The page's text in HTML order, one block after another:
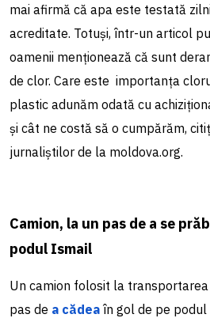
mai afirmă că apa este testată
acreditate. Totuși, într-un articol
oamenii menționează că sunt
de clor. Care este importanța
plastic adunăm odată cu
și cât ne costă să o cumpărăm,
jurnaliștilor de la moldova.org.
Camion, la un pas de a se
podul Ismail
Un camion folosit la
pas de a cădea în gol de pe